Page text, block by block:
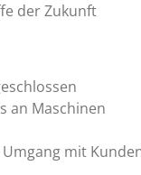
der Zukunft
an Maschinen
mit